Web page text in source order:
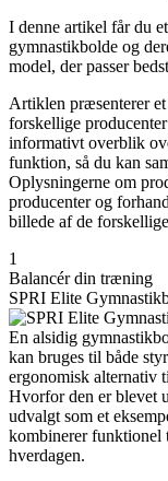
I denne artikel får du
gymnastikbolde og
model, der passer
Artiklen præsenterer
forskellige
informativt overblik
funktion, så du kan
Oplysningerne om
producenter og
billede af de
1
Balancér din træning
SPRI Elite
En alsidig
kan bruges til både
ergonomisk alternativ
Hvorfor den er blevet
udvalgt som et
kombinerer funktionel
hverdagen.